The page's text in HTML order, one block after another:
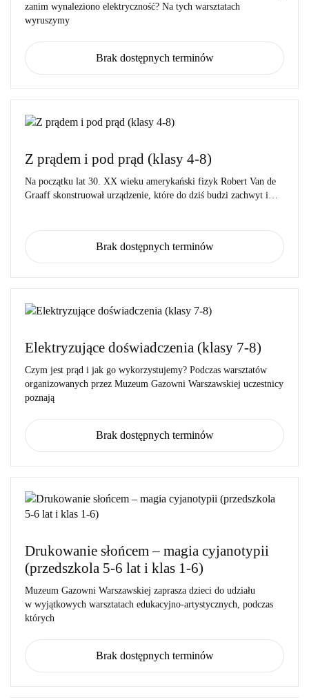
zanim wynaleziono elektryczność? Na tych warsztatach
wyruszymy
Brak dostępnych terminów
Z prądem i pod prąd (klasy 4-8)
Na początku lat 30. XX wieku amerykański fizyk Robert Van de
Graaff skonstruował urządzenie, które do dziś budzi zachwyt i…
Brak dostępnych terminów
Elektryzujące doświadczenia (klasy 7-8)
Czym jest prąd i jak go wykorzystujemy? Podczas warsztatów
organizowanych przez Muzeum Gazowni Warszawskiej uczestnicy
poznają
Brak dostępnych terminów
Drukowanie słońcem – magia cyjanotypii
(przedszkola 5-6 lat i klas 1-6)
Muzeum Gazowni Warszawskiej zaprasza dzieci do udziału
w wyjątkowych warsztatach edukacyjno-artystycznych, podczas
których
Brak dostępnych terminów